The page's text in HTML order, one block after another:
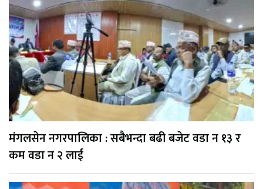
मंगलसेन नगरपालिका : सबैभन्दा बढी बजेट वडा न १३ र
कम वडा न २ लाई